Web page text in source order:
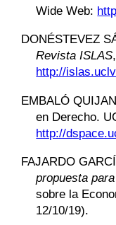
Wide Web:
DONÉSTEVEZ
Revista ISLAS
http://
EMBALÓ
en Derecho.
http://
FAJARDO
propuesta
sobre la
12/10/19).